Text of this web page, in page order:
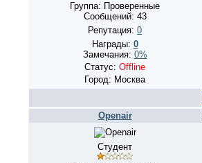
Группа: Проверенные
Сообщений: 43
Репутация: 0
Награды: 0
Замечания: 0%
Статус: Offline
Город: Москва
Openair
Студент